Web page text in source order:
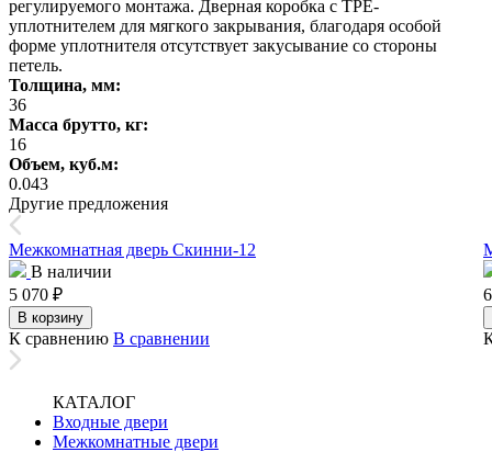
регулируемого монтажа. Дверная коробка с TPE-
уплотнителем для мягкого закрывания, благодаря особой
форме уплотнителя отсутствует закусывание со стороны
петель.
Толщина, мм:
36
Масса брутто, кг:
16
Объем, куб.м:
0.043
Другие предложения
Межкомнатная дверь Скинни-12
В наличии
5 070 ₽
В корзину
К сравнению В сравнении
КАТАЛОГ
Входные двери
Межкомнатные двери